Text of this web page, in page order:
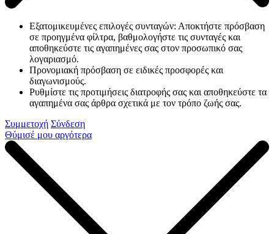
Εξατομικευμένες επιλογές συνταγών: Αποκτήστε πρόσβαση
σε προηγμένα φίλτρα, βαθμολογήστε τις συνταγές και
αποθηκεύστε τις αγαπημένες σας στον προσωπικό σας
λογαριασμό.
Προνομιακή πρόσβαση σε ειδικές προσφορές και
διαγωνισμούς.
Ρυθμίστε τις προτιμήσεις διατροφής σας και αποθηκεύστε τα
αγαπημένα σας άρθρα σχετικά με τον τρόπο ζωής σας.
Συμμετοχή Σύνδεση
Θύμισέ μου αργότερα